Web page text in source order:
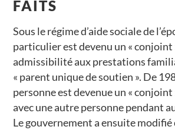
FAITS
Sous le régime d’aide sociale de
particulier est devenu un « conjoint
admissibilité aux prestations
« parent unique de soutien ». De
personne est devenue un « conjoint
avec une autre personne pendant
Le gouvernement a ensuite